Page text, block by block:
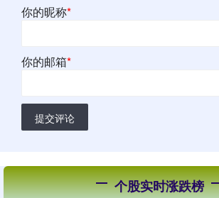
你的昵称*
你的邮箱*
提交评论
个股实时涨跌榜